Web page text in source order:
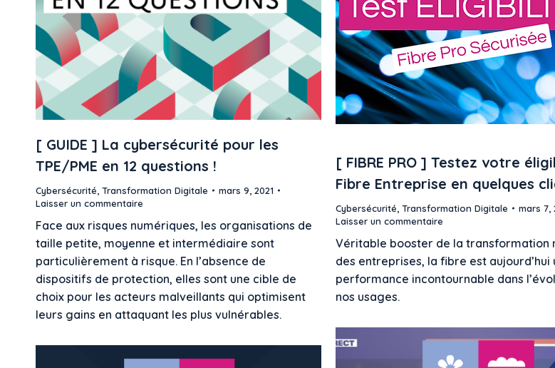
[ GUIDE ] La cybersécurité pour les
TPE/PME en 12 questions !
Cybersécurité, Transformation Digitale
mars 9, 2021
Laisser un commentaire
Face aux risques numériques, les organisations de
taille petite, moyenne et intermédiaire sont
particulièrement à risque. En l’absence de
dispositifs de protection, elles sont une cible de
choix pour les acteurs malveillants qui optimisent
leurs gains en attaquant les plus vulnérables.
[ FIBRE PRO ] Testez votre
Fibre Entreprise en quelques
Cybersécurité, Transformation Digitale
mars 7,
Laisser un commentaire
Véritable booster de la transformation
des entreprises, la fibre est aujourd’hui
performance incontournable dans
nos usages.